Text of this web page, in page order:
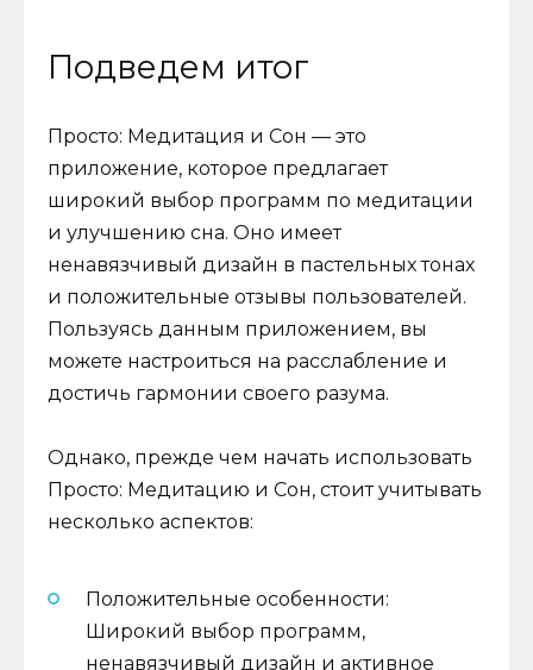
Подведем итог
Просто: Медитация и Сон — это
приложение, которое предлагает
широкий выбор программ по медитации
и улучшению сна. Оно имеет
ненавязчивый дизайн в пастельных тонах
и положительные отзывы пользователей.
Пользуясь данным приложением, вы
можете настроиться на расслабление и
достичь гармонии своего разума.
Однако, прежде чем начать использовать
Просто: Медитацию и Сон, стоит учитывать
несколько аспектов:
Положительные особенности:
Широкий выбор программ,
ненавязчивый дизайн и активное